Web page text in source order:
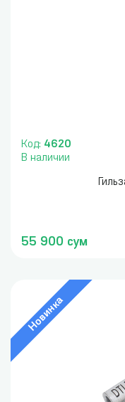
Код: 4620
В наличии
55 900 сум
Новинка